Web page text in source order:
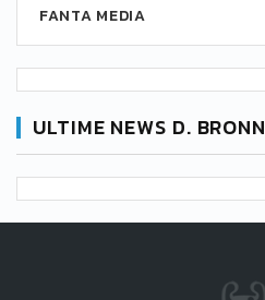
FANTA MEDIA
ULTIME NEWS D. BRONN